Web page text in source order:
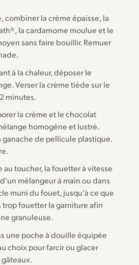
combiner la crème épaisse, la
la cardamome moulue et le
sans faire bouillir. Remuer
à la chaleur, déposer le
Verser la crème tiède sur le
minutes.
la crème et le chocolat
homogène et lustré.
de pellicule plastique.
toucher, la fouetter à vitesse
mélangeur à main ou dans
muni du fouet, jusqu’à ce que
trop fouetter la garniture afin
granuleuse.
une poche à douille équipée
choix pour farcir ou glacer